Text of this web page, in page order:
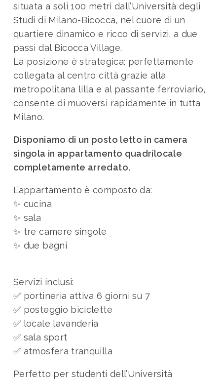
situata a soli 100 metri dall’Università degli
Studi di Milano-Bicocca, nel cuore di un
quartiere dinamico e ricco di servizi, a due
passi dal Bicocca Village.
La posizione è strategica: perfettamente
collegata al centro città grazie alla
metropolitana lilla e al passante ferroviario,
consente di muoversi rapidamente in tutta
Milano.
Disponiamo di un posto letto in camera
singola in appartamento quadrilocale
completamente arredato.
L’appartamento è composto da:
✨ cucina
✨ sala
✨ tre camere singole
✨ due bagni
Servizi inclusi:
✅ portineria attiva 6 giorni su 7
✅ posteggio biciclette
✅ locale lavanderia
✅ sala sport
✅ atmosfera tranquilla
Perfetto per studenti dell’Università